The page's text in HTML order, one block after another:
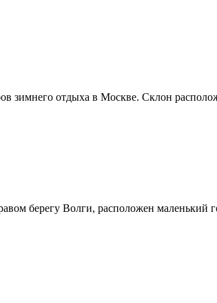
зимнего отдыха в Москве. Склон
берегу Волги, расположен